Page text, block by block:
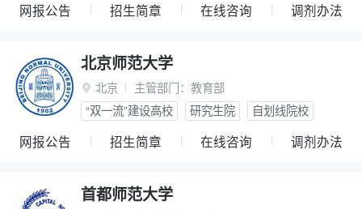
网报公告 招生简章 在线咨询 调剂办法
北京师范大学
 北京 主管部门： 教育部
“双一流”建设高校
研究生院 自划线院校
网报公告 招生简章 在线咨询 调剂办法
首都师范大学